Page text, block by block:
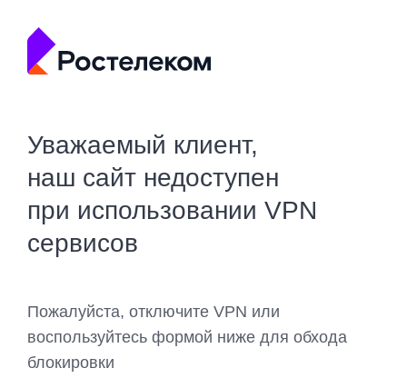
Уважаемый клиент,
наш сайт недоступен
при использовании VPN
сервисов
Пожалуйста, отключите VPN или
воспользуйтесь формой ниже для обхода
блокировки